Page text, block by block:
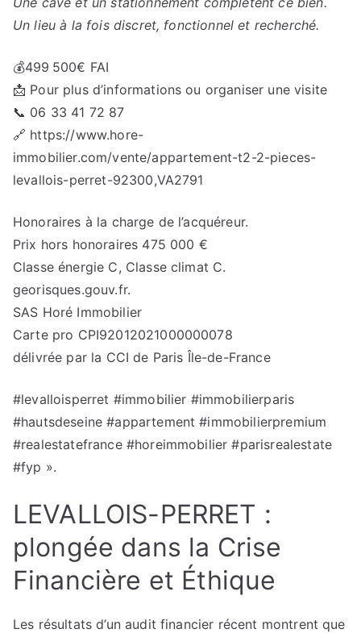
Un lieu à la fois discret, fonctionnel et recherché.
💰499 500€ FAI
📩 Pour plus d’informations ou organiser une visite
📞 06 33 41 72 87
🔗 https://www.hore-
immobilier.com/vente/appartement-t2-2-pieces-
levallois-perret-92300,VA2791
Honoraires à la charge de l’acquéreur.
Prix hors honoraires 475 000 €
Classe énergie C, Classe climat C.
georisques.gouv.fr.
SAS Horé Immobilier
Carte pro CPI92012021000000078
délivrée par la CCI de Paris Île-de-France
#levalloisperret #immobilier #immobilierparis
#hautsdeseine #appartement #immobilierpremium
#realestatefrance #horeimmobilier #parisrealestate
#fyp ».
LEVALLOIS-PERRET :
plongée dans la Crise
Financière et Éthique
Les résultats d’un audit financier récent montrent que